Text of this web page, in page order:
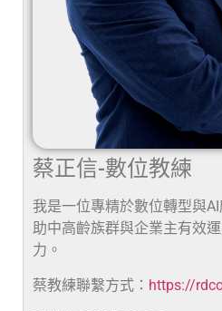
蔡正信-數位教練
我是一位專精於數位轉型與
助中高齡族群與企業主有效
力。
蔡教練聯繫方式： https://